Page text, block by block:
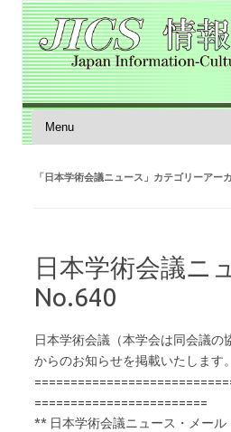
コンテンツへスキップ
「 日本学術会議ニュース 」カテゴリーアー
日本学術会議ニ
No.640
日本学術会議（本学会は同会議の
からのお知らせを掲載いたします。
========================
** 日本学術会議ニュース・メ